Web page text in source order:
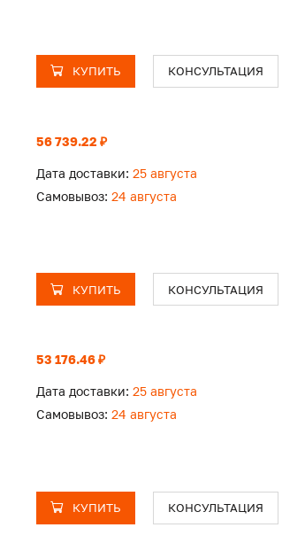
КУПИТЬ КОНСУЛЬТАЦИЯ
56 739.22 ₽
Дата доставки: 25 августа
Самовывоз: 24 августа
КУПИТЬ КОНСУЛЬТАЦИЯ
53 176.46 ₽
Дата доставки: 25 августа
Самовывоз: 24 августа
КУПИТЬ КОНСУЛЬТАЦИЯ